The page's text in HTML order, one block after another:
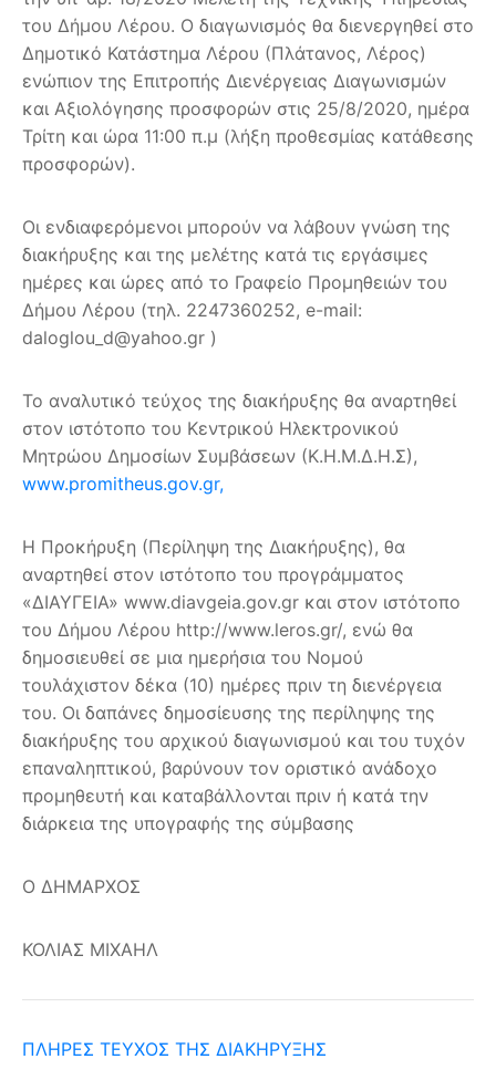
του Δήμου Λέρου. Ο διαγωνισμός θα διενεργηθεί στο
Δημοτικό Κατάστημα Λέρου (Πλάτανος, Λέρος)
ενώπιον της Επιτροπής Διενέργειας Διαγωνισμών
και Αξιολόγησης προσφορών στις 25/8/2020, ημέρα
Τρίτη και ώρα 11:00 π.μ (λήξη προθεσμίας κατάθεσης
προσφορών).
Οι ενδιαφερόμενοι μπορούν να λάβουν γνώση της
διακήρυξης και της μελέτης κατά τις εργάσιμες
ημέρες και ώρες από το Γραφείο Προμηθειών του
Δήμου Λέρου (τηλ. 2247360252, e-mail:
daloglou_d@yahoo.gr )
Το αναλυτικό τεύχος της διακήρυξης θα αναρτηθεί
στον ιστότοπο του Κεντρικού Ηλεκτρονικού
Μητρώου Δημοσίων Συμβάσεων (Κ.Η.Μ.Δ.Η.Σ),
www.promitheus.gov.gr,
Η Προκήρυξη (Περίληψη της Διακήρυξης), θα
αναρτηθεί στον ιστότοπο του προγράμματος
«ΔΙΑΥΓΕΙΑ» www.diavgeia.gov.gr και στον ιστότοπο
του Δήμου Λέρου http://www.leros.gr/, ενώ θα
δημοσιευθεί σε μια ημερήσια του Νομού
τουλάχιστον δέκα (10) ημέρες πριν τη διενέργεια
του. Οι δαπάνες δημοσίευσης της περίληψης της
διακήρυξης του αρχικού διαγωνισμού και του τυχόν
επαναληπτικού, βαρύνουν τον οριστικό ανάδοχο
προμηθευτή και καταβάλλονται πριν ή κατά την
διάρκεια της υπογραφής της σύμβασης
Ο ΔΗΜΑΡΧΟΣ
ΚΟΛΙΑΣ ΜΙΧΑΗΛ
ΠΛΗΡΕΣ ΤΕΥΧΟΣ ΤΗΣ ΔΙΑΚΗΡΥΞΗΣ